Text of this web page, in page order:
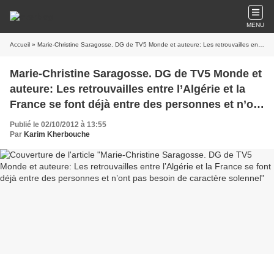
MENU
Accueil » Marie-Christine Saragosse. DG de TV5 Monde et auteure: Les retrouvailles entre l’Algérie et la France se font déjà entre des personnes et n’ont pas besoin de caractère solennel
Marie-Christine Saragosse. DG de TV5 Monde et
auteure: Les retrouvailles entre l’Algérie et la
France se font déjà entre des personnes et n’ont
pas besoin de caractère solennel
Publié le 02/10/2012 à 13:55
Par Karim Kherbouche